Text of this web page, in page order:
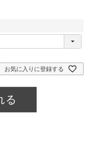
お気に入りに登録する
る